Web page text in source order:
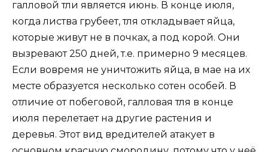
галловой тли является июнь. В конце июля,
когда листва грубеет, тля откладывает яйца,
которые живут не в почках, а под корой. Они
вызревают 250 дней, т.е. примерно 9 месяцев.
Если вовремя не уничтожить яйца, в мае на их
месте образуется несколько сотен особей. В
отличие от побеговой, галловая тля в конце
июля перелетает на другие растения и
деревья. Этот вид вредителей атакует в